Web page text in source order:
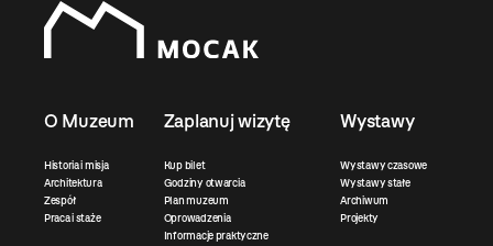
O Muzeum
Historia i misja
Architektura
Zespół
Praca i staże
Zaplanuj wizytę
Kup bilet
Godziny otwarcia
Plan muzeum
Oprowadzenia
Informacje praktyczne
Wystawy
Wystawy czasowe
Wystawy stałe
Archiwum
Projekty